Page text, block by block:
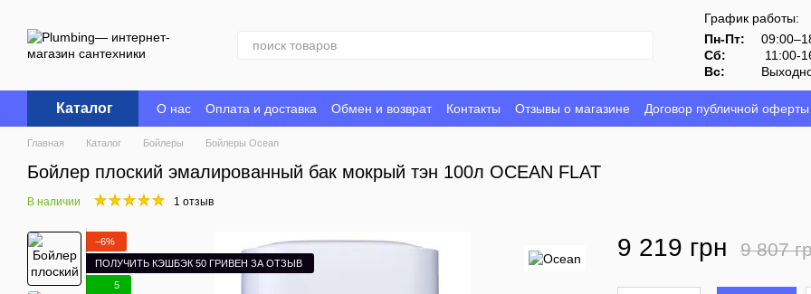
График работы:
Пн-Пт:
Сб:
11:00-
Вс:
Каталог О нас Оплата и доставка Обмен и возврат Контакты Отзывы о магазине Договор публичной оферты
Главная Каталог Бойлеры Бойлеры Ocean
Бойлер плоский эмалированный бак мокрый тэн 100л OCEAN FLAT
В наличии 1 отзыв
−6%
ПОЛУЧИТЬ КЭШБЭК 50 ГРИВЕН ЗА ОТЗЫВ
5
9 219 грн 9 807